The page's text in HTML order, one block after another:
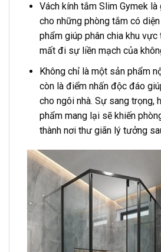
Vách kính tắm Slim Gymek
cho những phòng tắm có
phẩm giúp phân chia khu
mất đi sự liền mạch của
Không chỉ là một sản phẩm
còn là điểm nhấn độc đáo
cho ngôi nhà. Sự sang trọng,
phẩm mang lại sẽ khiến
thành nơi thư giãn lý tưởng